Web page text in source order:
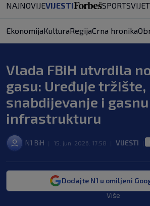
NAJNOVIJEVIJESTI SPORTSVIJET
EkonomijaKulturaRegijaCrna hronika
Vlada FBiH utvrdila
gasu: Uređuje tržište,
snabdijevanje i gasnu
infrastrukturu
N1 BiH 15. jun. 2026. 17:58 VIJESTI
Dodajte N1 u omiljeni
Više